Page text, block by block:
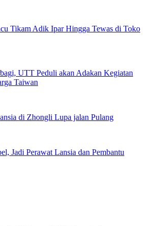
Tikam Adik Ipar Hingga Tewas di Toko
UTT Peduli akan Adakan Kegiatan
Taiwan
di Zhongli Lupa jalan Pulang
Jadi Perawat Lansia dan Pembantu